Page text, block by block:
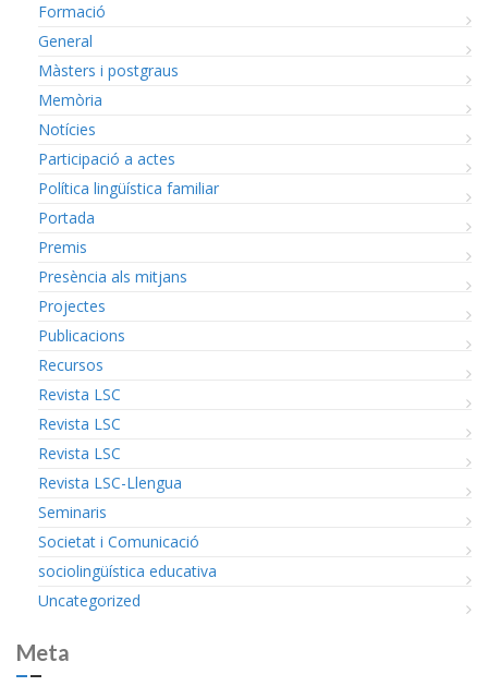
Formació
General
Màsters i postgraus
Memòria
Notícies
Participació a actes
Política lingüística familiar
Portada
Premis
Presència als mitjans
Projectes
Publicacions
Recursos
Revista LSC
Revista LSC
Revista LSC
Revista LSC-Llengua
Seminaris
Societat i Comunicació
sociolingüística educativa
Uncategorized
Meta